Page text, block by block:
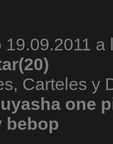
19.09.2011 a
Carteles y
one
bebop